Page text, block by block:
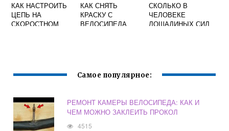
КАК НАСТРОИТЬ
ЦЕПЬ НА
СКОРОСТНОМ
КАК СНЯТЬ
КРАСКУ С
ВЕЛОСИПЕДА
СКОЛЬКО В
ЧЕЛОВЕКЕ
ЛОШАДИНЫХ СИЛ
Самое популярное:
РЕМОНТ КАМЕРЫ ВЕЛОСИПЕДА: КАК И
ЧЕМ МОЖНО ЗАКЛЕИТЬ ПРОКОЛ
4515